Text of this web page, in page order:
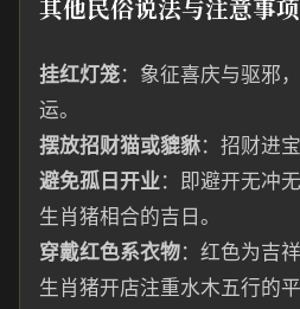
其他民俗说法与注意事项
挂红灯笼：象征喜庆与驱邪
运。
摆放招财猫或貔貅：招财进
避免孤日开业：即避开无冲
生肖猪相合的吉日。
穿戴红色系衣物：红色为吉
生肖猪开店注重水木五行的